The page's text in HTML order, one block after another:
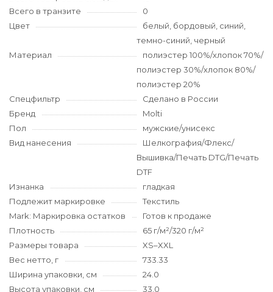
Всего в транзите
0
Цвет
белый, бордовый, синий,
темно-синий, черный
Материал
полиэстер 100%/хлопок 70%/
полиэстер 30%/хлопок 80%/
полиэстер 20%
Спецфильтр
Сделано в России
Бренд
Molti
Пол
мужские/унисекс
Вид нанесения
Шелкография/Флекс/
Вышивка/Печать DTG/Печать
DTF
Изнанка
гладкая
Подлежит маркировке
Текстиль
Mark: Маркировка остатков
Готов к продаже
Плотность
65 г/м²/320 г/м²
Размеры товара
XS–XXL
Вес нетто, г
733.33
Ширина упаковки, см
24.0
Высота упаковки, см
33.0